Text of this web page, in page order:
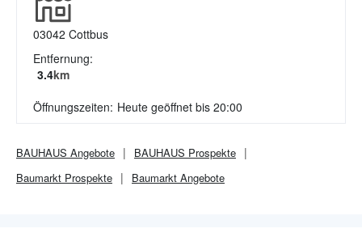
03042 Cottbus
Entfernung:
3.4km
Öffnungszeiten: Heute geöffnet bis 20:00
BAUHAUS Angebote BAUHAUS Prospekte
Baumarkt Prospekte Baumarkt Angebote